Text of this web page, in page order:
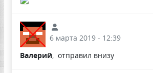
6 марта 2019 - 12:39
Валерий , отправил внизу